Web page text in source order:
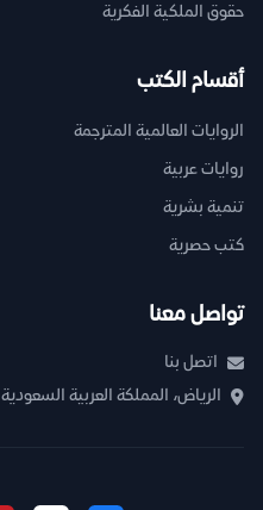
حقوق الملكية الفكرية
أقسام الكتب
الروايات العالمية المترجمة
روايات عربية
تنمية بشرية
كتب حصرية
تواصل معنا
اتصل بنا
الرياض، المملكة العربية السعودية